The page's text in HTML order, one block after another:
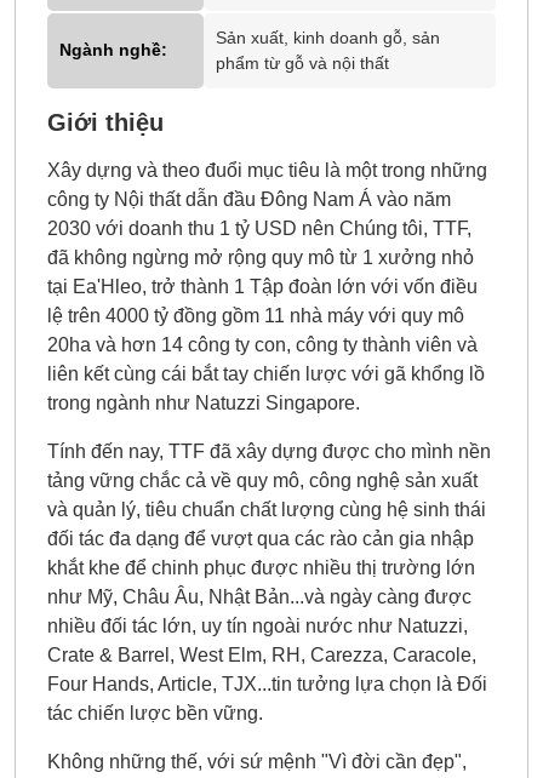
Ngành nghề:
Sản xuất, kinh doanh gỗ, sản
phẩm từ gỗ và nội thất
Giới thiệu
Xây dựng và theo đuổi mục tiêu là một trong những
công ty Nội thất dẫn đầu Đông Nam Á vào năm
2030 với doanh thu 1 tỷ USD nên Chúng tôi, TTF,
đã không ngừng mở rộng quy mô từ 1 xưởng nhỏ
tại Ea'Hleo, trở thành 1 Tập đoàn lớn với vốn điều
lệ trên 4000 tỷ đồng gồm 11 nhà máy với quy mô
20ha và hơn 14 công ty con, công ty thành viên và
liên kết cùng cái bắt tay chiến lược với gã khổng lồ
trong ngành như Natuzzi Singapore.
Tính đến nay, TTF đã xây dựng được cho mình nền
tảng vững chắc cả về quy mô, công nghệ sản xuất
và quản lý, tiêu chuẩn chất lượng cùng hệ sinh thái
đối tác đa dạng để vượt qua các rào cản gia nhập
khắt khe để chinh phục được nhiều thị trường lớn
như Mỹ, Châu Âu, Nhật Bản...và ngày càng được
nhiều đối tác lớn, uy tín ngoài nước như Natuzzi,
Crate & Barrel, West Elm, RH, Carezza, Caracole,
Four Hands, Article, TJX...tin tưởng lựa chọn là Đối
tác chiến lược bền vững.
Không những thế, với sứ mệnh "Vì đời cần đẹp",